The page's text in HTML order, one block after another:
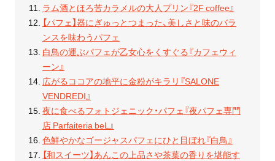
ラム酒とほろ苦カラメルの大人プリン『2F coffee』
【パフェ】器にぎゅっとつまった、美しさと味のバラ
ンスを味わうパフェ
白鳥の運ぶパフェが乙女心をくすぐる『カフェウィ
ーン』
広がるココアの地平に金粉がキラリ『SALONE
VENDREDI』
夜に食べるフォトジェニック・パフェ『夜パフェ専門
店 Parfaiteria beL』
色鮮やかなゴージャスパフェにひと目ぼれ『白鳥』
【和スイーツ】あんこの上品さや茶葉の香りを堪能す